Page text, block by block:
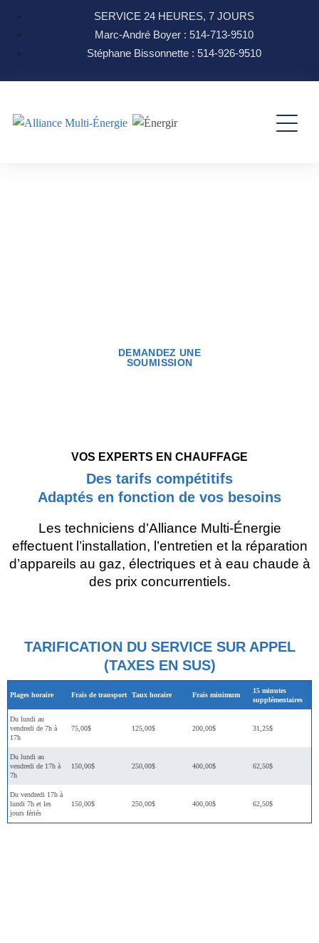
SERVICE 24 HEURES, 7 JOURS
Marc-André Boyer : 514-713-9510
Stéphane Bissonnette : 514-926-9510
DEMANDEZ UNE
SOUMISSION
VOS EXPERTS EN CHAUFFAGE
Des tarifs compétitifs
Adaptés en fonction de vos besoins
Les techniciens d’Alliance Multi-Énergie
effectuent l’installation, l’entretien et la réparation
d’appareils au gaz, électriques et à eau chaude à
des prix concurrentiels.
TARIFICATION DU SERVICE SUR APPEL
(TAXES EN SUS)
Plages horaire Frais de transport Taux horaire Frais minimum
15 minutes
supplémentaires
Du lundi au
vendredi de 7h à
17h
75,00$ 125,00$ 200,00$ 31,25$
Du lundi au
vendredi de 17h à
7h
150,00$ 250,00$ 400,00$ 62,50$
Du vendredi 17h à
lundi 7h et les
jours fériés
150,00$ 250,00$ 400,00$ 62,50$